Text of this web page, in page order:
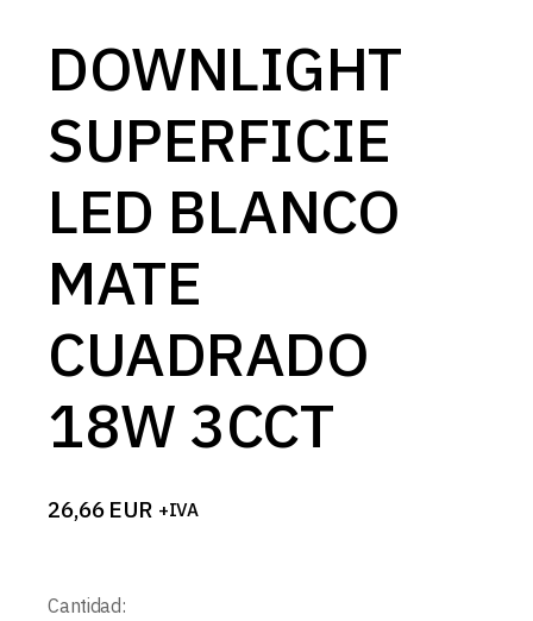
DOWNLIGHT
SUPERFICIE
LED BLANCO
MATE
CUADRADO
18W 3CCT
26,66 EUR +IVA
Cantidad: